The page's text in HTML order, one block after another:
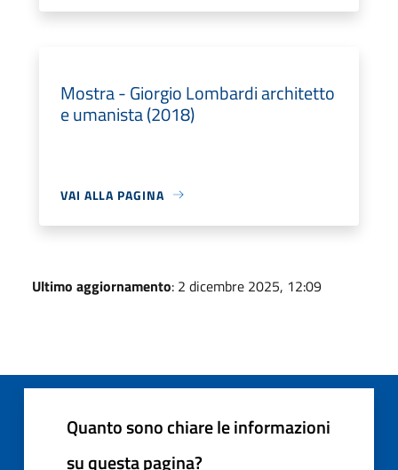
Mostra - Giorgio Lombardi architetto
e umanista (2018)
VAI ALLA PAGINA
Ultimo aggiornamento: 2 dicembre 2025, 12:09
Quanto sono chiare le informazioni
su questa pagina?